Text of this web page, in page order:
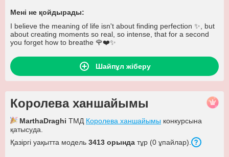
Мені не қойдырады:
I believe the meaning of life isn't about finding perfection ✨, but
about creating moments so real, so intense, that for a second
you forget how to breathe 🌹❤️✨
Шайпұл жіберу
Королева ханшайымы
MarthaDraghi ТМД Королева ханшайымы конкурсына
қатысуда.
Қазіргі уақытта модель 3413 орында тұр (0 ұпайлар).